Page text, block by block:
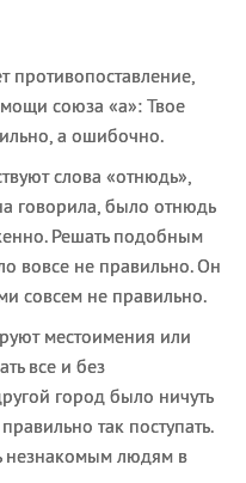
противопоставление,
союза «а»: Твое
а ошибочно.
слова «отнюдь»,
говорила, было отнюдь
Решать подобным
вовсе не правильно. Он
совсем не правильно.
местоимения или
все и без
город было ничуть
так поступать.
незнакомым людям в